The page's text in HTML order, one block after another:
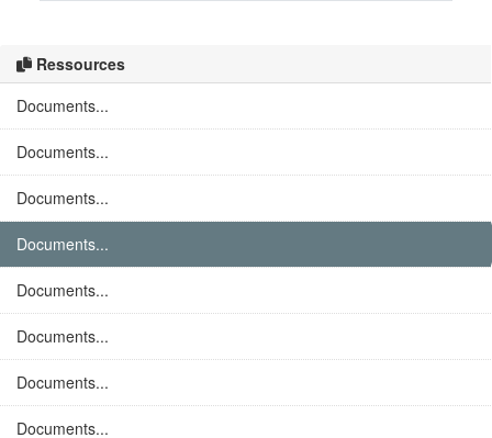
Ressources
Documents...
Documents...
Documents...
Documents...
Documents...
Documents...
Documents...
Documents...